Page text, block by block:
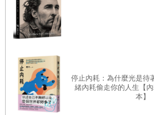
用筆記
變得能把「求助」掛在嘴上吧！
幸福是從「誤解」創造出來的
呢？啊，要能夠轉念了悟到這點，果然需
的十年前，終於迎來轉機。
我很想成為心理諮商師、很想開設講座
作，然而我在過程中卻逐漸找不到目標，
正當我焦頭爛額時，雪上加霜地碰到家人
停止內耗：為什麼光是待
緒內耗偷走你的人生【
本】